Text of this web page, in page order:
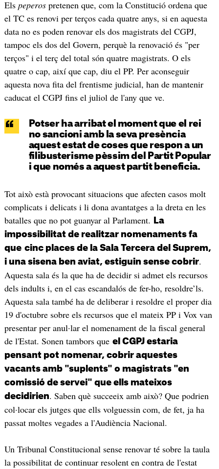
Els peperospretenen que, com la Constitució ordena que
el TC es renovi per terços cada quatre anys, si en aquesta
data no es poden renovar els dos magistrats del CGPJ,
tampoc els dos del Govern, perquè la renovació és "per
terços" i el terç del total són quatre magistrats. O els
quatre o cap, així que cap, diu el PP. Per aconseguir
aquesta nova fita del frentisme judicial, han de mantenir
caducat el CGPJ fins el juliol de l'any que ve.
Potser ha arribat el moment que el rei
no sancioni amb la seva presència
aquest estat de coses que respon a un
filibusterisme pèssim del Partit Popular
i que només a aquest partit beneficia.
Tot això està provocant situacions que afecten casos molt
complicats i delicats i li dona avantatges a la dreta en les
batalles que no pot guanyar al Parlament.
La
impossibilitat de realitzar nomenaments fa
que cinc places de la Sala Tercera del Suprem,
i una sisena ben aviat, estiguin sense cobrir.
Aquesta sala és la que ha de decidir si admet els recursos
dels indults i, en el cas escandalós de fer-ho, resoldre’ls.
Aquesta sala també ha de deliberar i resoldre el proper dia
19 d'octubre sobre els recursos que el mateix PP i Vox van
presentar per anul·lar el nomenament de la fiscal general
de l'Estat. Sonen tambors que el CGPJ estaria
pensant pot nomenar, cobrir aquestes
vacants amb "suplents" o magistrats "en
comissió de servei" que ells mateixos
decidirien. Saben què succeeix amb això? Que podrien
col·locar els jutges que ells volguessin com, de fet, ja ha
passat moltes vegades a l'Audiència Nacional.
Un Tribunal Constitucional sense renovar té sobre la taula
la possibilitat de continuar resolent en contra de l'estat